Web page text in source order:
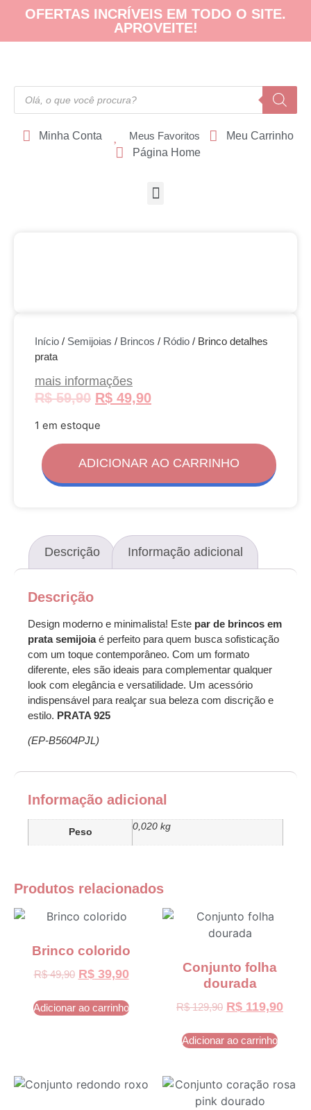
OFERTAS INCRÍVEIS EM TODO O SITE.
APROVEITE!
Minha Conta Meus Favoritos
Meu Carrinho
Página Home
Início / Semijoias / Brincos / Ródio / Brinco detalhes
prata
mais informações
R$59,90 R$ 49,90
1 em estoque
ADICIONAR AO CARRINHO
Descrição Informação adicional
Descrição
Design moderno e minimalista! Este par de brincos em
prata semijoiaé perfeito para quem busca sofisticação
com um toque contemporâneo. Com um formato
diferente, eles são ideais para complementar qualquer
look com elegância e versatilidade. Um acessório
indispensável para realçar sua beleza com discrição e
estilo. PRATA 925
(EP-B5604PJL)
Informação adicional
Peso
0,020 kg
Produtos relacionados
Brinco colorido
R$49,90 R$39,90
Adicionar ao carrinho
Conjunto folha
dourada
R$129,90 R$ 119,90
Adicionar ao carrinho